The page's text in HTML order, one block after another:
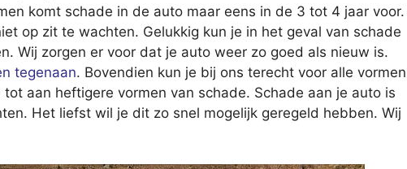
komt schade in de auto maar eens in de 3 tot 4 jaar voor.
op zit te wachten. Gelukkig kun je in het geval van schade
Wij zorgen er voor dat je auto weer zo goed als nieuw is.
tegenaan. Bovendien kun je bij ons terecht voor alle vormen
aan heftigere vormen van schade. Schade aan je auto is
Het liefst wil je dit zo snel mogelijk geregeld hebben. Wij